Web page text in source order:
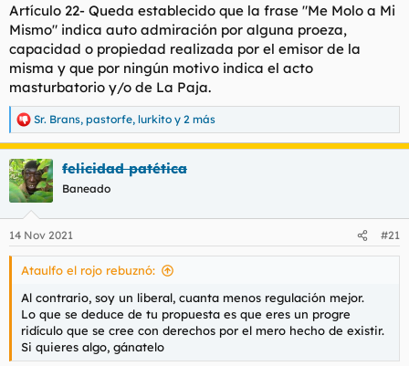
:
Artículo 22- Queda establecido que la frase "Me Molo a Mi
Mismo" indica auto admiración por alguna proeza,
capacidad o propiedad realizada por el emisor de la
misma y que por ningún motivo indica el acto
masturbatorio y/o de La Paja.
R
e
a
c
c
i
e
s
Sr. Brans, pastorfe, lurkito y 2 más
felicidad patética
Baneado
14 Nov 2021 #21
Ataulfo el rojo rebuznó:
Al contrario, soy un liberal, cuanta menos regulación mejor.
Lo que se deduce de tu propuesta es que eres un progre
ridículo que se cree con derechos por el mero hecho de existir.
Si quieres algo, gánatelo